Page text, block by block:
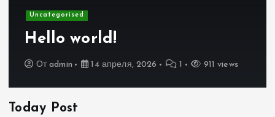
Uncategorised
Hello world!
Отadmin 14 апреля, 2026 1 911 views
Today Post